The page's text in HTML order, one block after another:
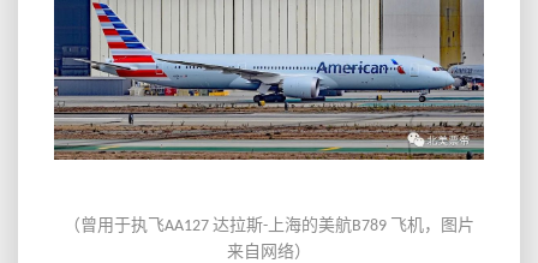
要
了！
（曾用于执飞AA127 达拉斯-上海的美航B789 飞机，图片
来自网络）